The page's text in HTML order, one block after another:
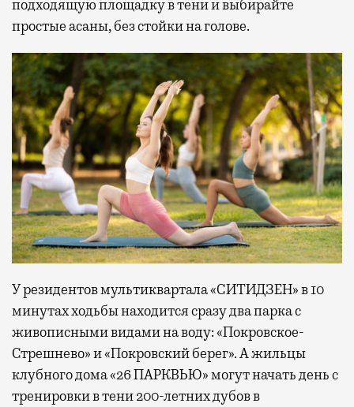
подходящую площадку в тени и выбирайте
простые асаны, без стойки на голове.
У резидентов мультиквартала «СИТИДЗЕН» в 10
минутах ходьбы находится сразу два парка с
живописными видами на воду: «Покровское-
Стрешнево» и «Покровский берег». А жильцы
клубного дома «26 ПАРКВЬЮ» могут начать день с
тренировки в тени 200-летних дубов в